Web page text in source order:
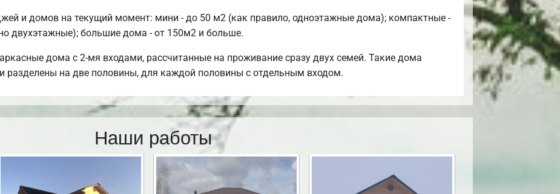
и домов на текущий момент: мини - до 50 м2 (как правило, одноэтажные дома); компактные -
двухэтажные); большие дома - от 150м2 и больше.
дома с 2-мя входами, рассчитанные на проживание сразу двух семей. Такие дома
и разделены на две половины, для каждой половины с отдельным входом.
Наши работы